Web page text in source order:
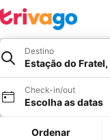
Destino
Estação do Fratel,
Check-in/out
Escolha as datas
Ordenar